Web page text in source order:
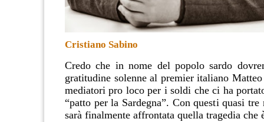
Cristiano Sabino
Credo che in nome del popolo sardo
gratitudine solenne al premier italiano
mediatori pro loco per i soldi che ci ha
“patto per la Sardegna”. Con questi quasi
sarà finalmente affrontata quella tragedia che